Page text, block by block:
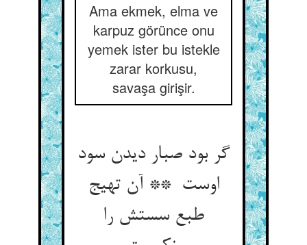
Ama ekmek, elma ve
karpuz görünce onu
yemek ister bu istekle
zarar korkusu,
savaşa girişir.
گر بود صبار دیدن سود
اوست ** آن تهیج
طبع سستش را